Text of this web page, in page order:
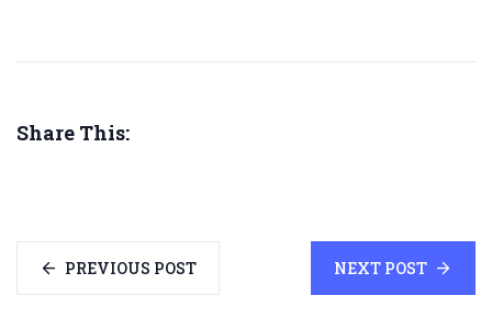
Share This:
PREVIOUS POST NEXT POST